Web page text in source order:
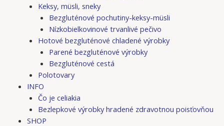
Keksy, müsli, sneky
Bezgluténové pochutiny-keksy-müsli
Nízkobielkovinové trvanlivé pečivo
Hotové bezgluténové chladené výrobky
Parené bezgluténové výrobky
Bezgluténové cestá
Polotovary
INFO
Čo je celiakia
Bezlepkové výrobky hradené zdravotnou poisťovňou
SHOP